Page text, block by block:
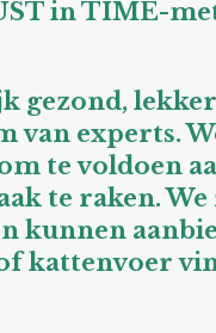
in TIME-
gezond,
van experts.
te voldoen
te raken.
kunnen
kattenvoer